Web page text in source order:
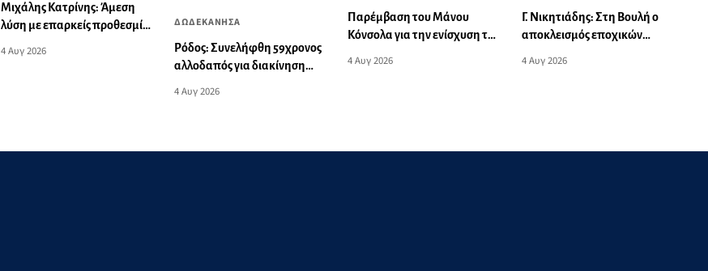
Μιχάλης Κατρίνης: Άμεση
λύση με επαρκείς προθεσμίες
των νέων φοιτητών
4 Αυγ 2026
ΔΩΔΕΚΑΝΗΣΑ
Ρόδος: Συνελήφθη 59χρονος
αλλοδαπός για διακίνηση
ναρκωτικών ουσιών
4 Αυγ 2026
Παρέμβαση του Μάνου
Κόνσολα για την ενίσχυση της
Λέρου
4 Αυγ 2026
Γ. Νικητιάδης: Στη Βουλή ο
αποκλεισμός εποχικών
από πρόγραμμα ενίσχυσης
4 Αυγ 2026